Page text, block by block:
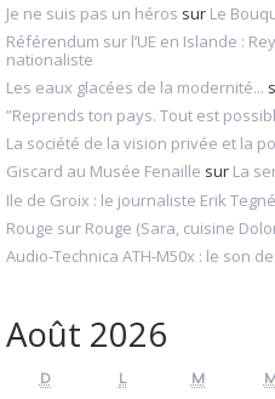
Je ne suis pas un héros sur Le
Référendum sur l’UE en Islande :
nationaliste
Les eaux glacées de la modernité...
”Reprends ton pays. Tout est
La société de la vision privée et la
Giscard au Musée Fenaille sur La
Ile de Groix : le journaliste Erik
Rouge sur Rouge (Sara, cuisine
Audio‑Technica ATH‑M50x : le son
Août 2026
D L M